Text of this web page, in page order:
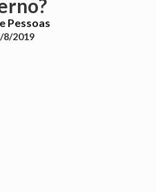
Pessoas
8/2019